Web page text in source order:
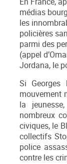
médias
les
policières
parmi des
(appel
Jordana, le
Si Georges
mouvement
la
nombreux
civiques, le
collectifs
police
contre les